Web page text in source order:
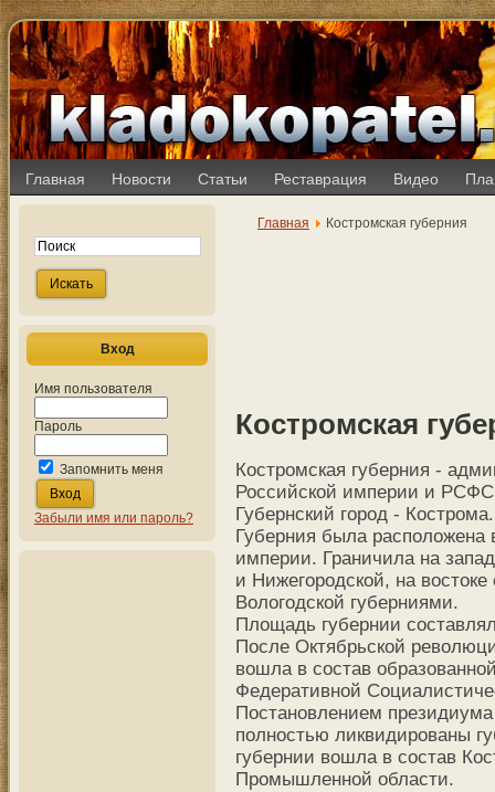
Главная Новости Статьи Реставрация Видео
Вход
Имя пользователя
Пароль
Запомнить меня
Забыли имя или пароль?
Главная Костромская губерния
Костромская
Костромская губерния -
Российской империи и
Губернский город - Кострома.
Губерния была расположена
империи. Граничила на
и Нижегородской, на
Вологодской губерниями.
Площадь губернии
После Октябрьской
вошла в состав
Федеративной
Постановлением
полностью ликвидированы
губернии вошла в состав
Промышленной области.